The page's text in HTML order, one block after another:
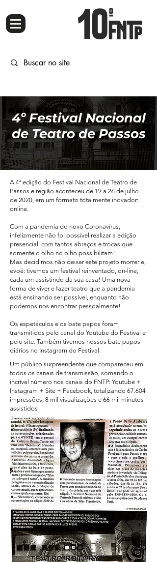
4º Festival Nacional
de Teatro de Passos
A 4ª edição do Festival Nacional de Teatro de
Passos e região aconteceu de 19 a 26 de julho
de 2020, em um formato totalmente inovador:
online.
Com a pandemia do novo Coronavírus,
infelizmente não foi possível realizar a edição
presencial, com tantos abraços e trocas que
somente o olho no olho possibilitam!
Mas decidimos não deixar este projeto morrer e,
evoé: tivemos um festival reinventado, on-line,
cada um assistindo da sua casa! Uma nova
forma de viver e fazer teatro que a pandemia
está ensinando ser possível, enquanto não
podemos nos encontrar pessoalmente!
Os espetáculos e os bate papos foram
transmitidos pelo canal do Youtube do Festival e
pelo site. Também tivemos nossos bate papos
diários no Instagram do Festival.
Um público surpreendente que compareceu em
todos os canais de transmissão, somando o
incrível número nos canais do FNTP: Youtube +
Instagram + Site + Facebook, totalizando 67.604
impressões, 8 mil visualizações e 66 mil minutos
assistidos